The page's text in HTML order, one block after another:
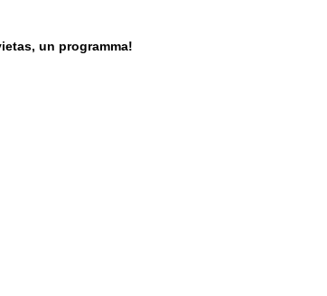
un programma!